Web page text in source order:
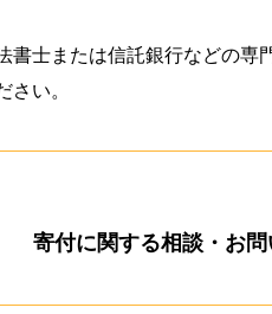
書士または信託銀行などの
さい。
寄付に関する相談・ お